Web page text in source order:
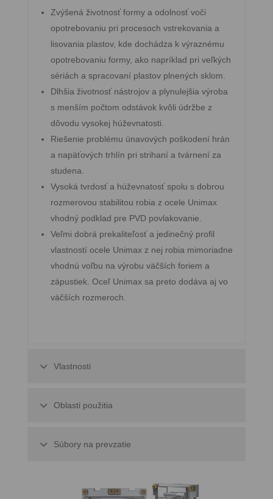
Zvýšená životnosť formy a odolnosť voči
opotrebovaniu pri procesoch vstrekovania a
lisovania plastov, kde dochádza k výraznému
opotrebovaniu formy, ako napríklad pri veľkých
sériách a spracovaní plastov plnených sklom.
Dlhšia životnosť nástrojov a plynulejšia výroba
s menším počtom odstávok kvôli údržbe z
dôvodu vysokej húževnatosti.
Riešenie problému únavových poškodení hrán
a napäťových trhlín pri strihaní a tvárnení za
studena.
Vysoká tvrdosť a húževnatosť spolu s dobrou
rozmerovou stabilitou robia z ocele Unimax
vhodný podklad pre PVD povlakovanie.
Veľmi dobrá prekaliteľosť a jedinečný profil
vlastností ocele Unimax z nej robia mimoriadne
vhodnú voľbu na výrobu väčších foriem a
zápustiek. Oceľ Unimax sa preto dodáva aj vo
väčších rozmeroch.
Vlastnosti
Oblasti použitia
Súbory na prevzatie